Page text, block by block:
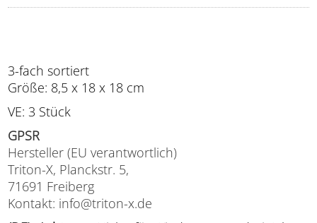
3-fach sortiert
Größe: 8,5 x 18 x 18 cm
VE: 3 Stück
GPSR
Hersteller (EU verantwortlich)
Triton-X, Planckstr. 5,
71691 Freiberg
Kontakt: info@triton-x.de